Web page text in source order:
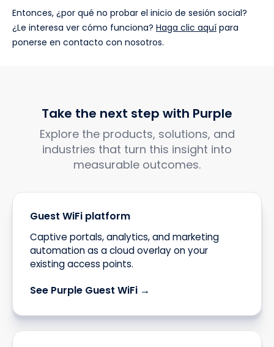
Entonces, ¿por qué no probar el inicio de sesión social?
¿Le interesa ver cómo funciona? Haga clic aquí para
ponerse en contacto con nosotros.
Take the next step with Purple
Explore the products, solutions, and
industries that turn this insight into
measurable outcomes.
Guest WiFi platform
Captive portals, analytics, and marketing
automation as a cloud overlay on your
existing access points.
See Purple Guest WiFi →